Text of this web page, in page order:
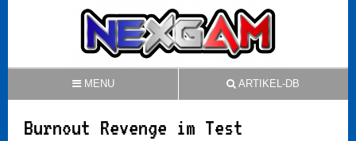
MENU ARTIKEL-DB
Burnout Revenge im Test